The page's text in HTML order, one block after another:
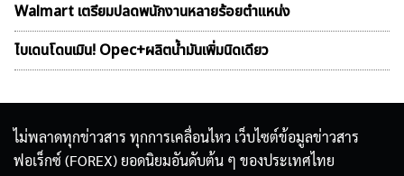
Walmart เตรียมปลดพนักงานหลายร้อยตำแหน่ง
ไบเดนโดนเมิน! Opec+ผลิตน้ำมันเพิ่มนิดเดียว
ไม่พลาดทุกข่าวสาร ทุกการเคลื่อนไหว เว็บไซต์ข้อมูลข่าวสาร
ฟอเร็กซ์ (FOREX) ยอดนิยมอันดับต้น ๆ ของประเทศไทย